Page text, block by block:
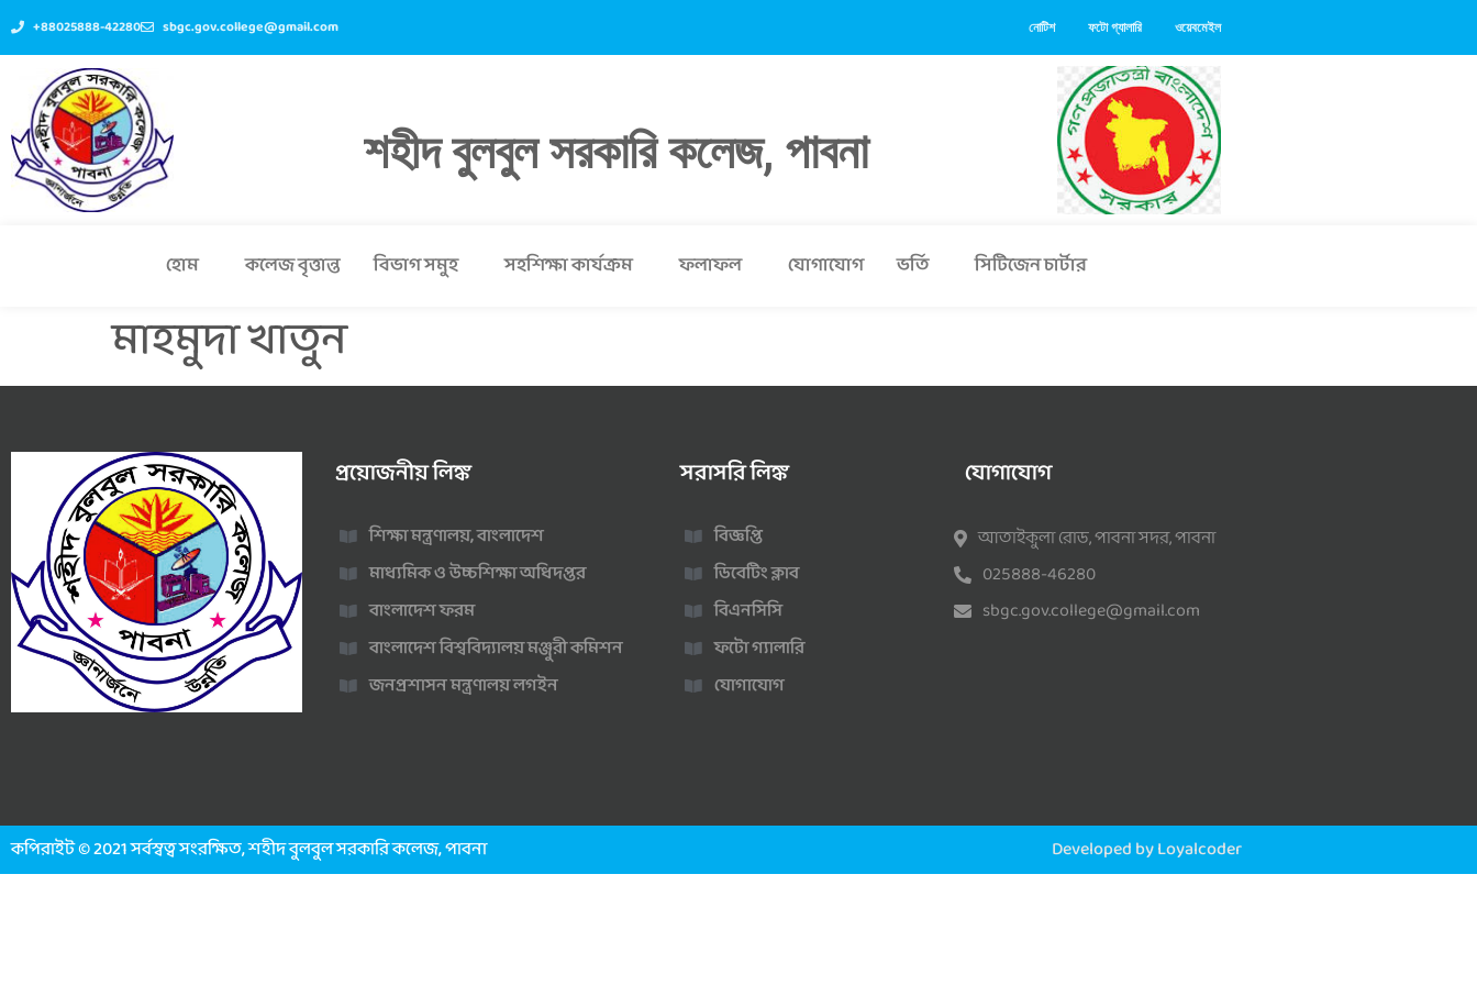
+88025888-42280 sbgc.gov.college@gmail.com নোটিশ ফটো গ্যালারি ওয়েবমেইল
শহীদ বুলবুল সরকারি কলেজ, পাবনা
হোম কলেজ বৃত্তান্ত বিভাগ সমুহ সহশিক্ষা কার্যক্রম ফলাফল যোগাযোগ ভর্তি সিটিজেন চার্টার
মাহমুদা খাতুন
প্রয়োজনীয় লিঙ্ক
শিক্ষা মন্ত্রণালয়, বাংলাদেশ
মাধ্যমিক ও উচ্চশিক্ষা অধিদপ্তর
বাংলাদেশ ফরম
বাংলাদেশ বিশ্ববিদ্যালয় মঞ্জুরী কমিশন
জনপ্রশাসন মন্ত্রণালয় লগইন
সরাসরি লিঙ্ক
বিজ্ঞপ্তি
ডিবেটিং ক্লাব
বিএনসিসি
ফটো গ্যালারি
যোগাযোগ
যোগাযোগ
আতাইকুলা রোড, পাবনা সদর, পাবনা
025888-46280
sbgc.gov.college@gmail.com
কপিরাইট © 2021 সর্বস্বত্ব সংরক্ষিত, শহীদ বুলবুল সরকারি কলেজ, পাবনা Developed by Loyalcoder